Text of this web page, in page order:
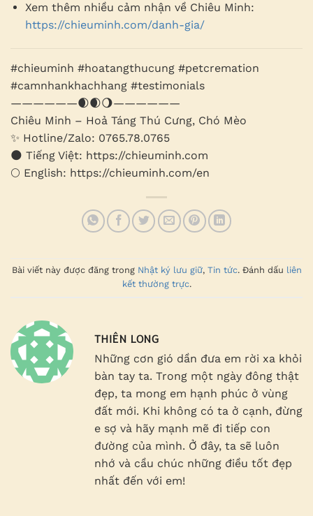
Xem thêm nhiều cảm nhận về Chiêu Minh:
https://chieuminh.com/danh-gia/
#chieuminh #hoatangthucung #petcremation
#camnhankhachhang #testimonials
——————🌒🌒🌖——————
Chiêu Minh – Hoả Táng Thú Cưng, Chó Mèo
✨ Hotline/Zalo: 0765.78.0765
🌑 Tiếng Việt: https://chieuminh.com
🌕 English: https://chieuminh.com/en
Bài viết này được đăng trong Nhật ký lưu giữ, Tin tức. Đánh dấu liên
kết thường trực.
THIÊN LONG
Những cơn gió dần đưa em rời xa khỏi
bàn tay ta. Trong một ngày đông thật
đẹp, ta mong em hạnh phúc ở vùng
đất mới. Khi không có ta ở cạnh, đừng
e sợ và hãy mạnh mẽ đi tiếp con
đường của mình. Ở đây, ta sẽ luôn
nhớ và cầu chúc những điều tốt đẹp
nhất đến với em!